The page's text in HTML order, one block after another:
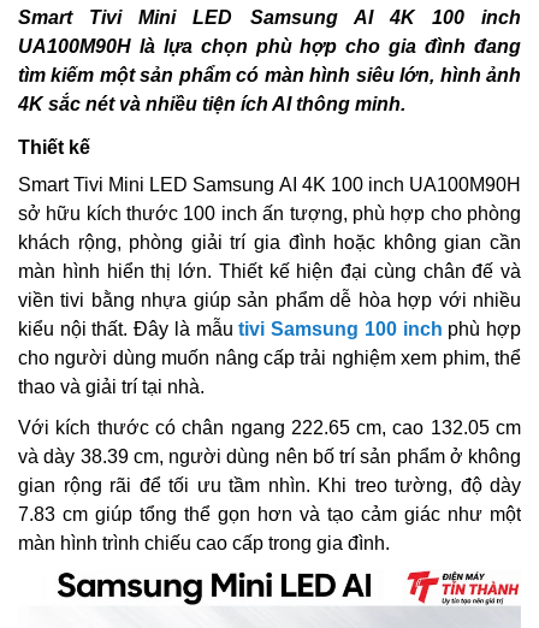
Smart Tivi Mini LED Samsung AI 4K 100 inch
UA100M90H là lựa chọn phù hợp cho gia đình đang
tìm kiếm một sản phẩm có màn hình siêu lớn, hình ảnh
4K sắc nét và nhiều tiện ích AI thông minh.
Thiết kế
Smart Tivi Mini LED Samsung AI 4K 100 inch UA100M90H
sở hữu kích thước 100 inch ấn tượng, phù hợp cho phòng
khách rộng, phòng giải trí gia đình hoặc không gian cần
màn hình hiển thị lớn. Thiết kế hiện đại cùng chân đế và
viền tivi bằng nhựa giúp sản phẩm dễ hòa hợp với nhiều
kiểu nội thất. Đây là mẫutivi Samsung 100 inch phù hợp
cho người dùng muốn nâng cấp trải nghiệm xem phim, thể
thao và giải trí tại nhà.
Với kích thước có chân ngang 222.65 cm, cao 132.05 cm
và dày 38.39 cm, người dùng nên bố trí sản phẩm ở không
gian rộng rãi để tối ưu tầm nhìn. Khi treo tường, độ dày
7.83 cm giúp tổng thể gọn hơn và tạo cảm giác như một
màn hình trình chiếu cao cấp trong gia đình.